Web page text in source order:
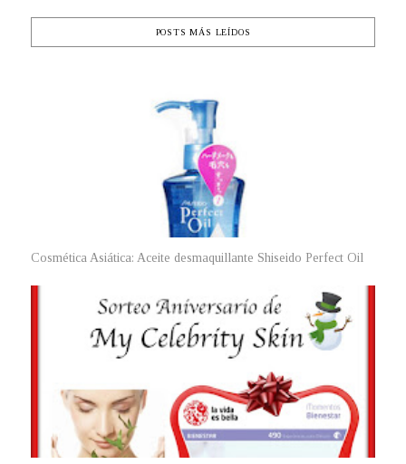
POSTS MÁS LEÍDOS
Cosmética Asiática: Aceite desmaquillante Shiseido Perfect Oil